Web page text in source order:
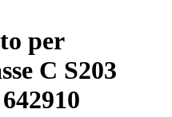
per
C S203